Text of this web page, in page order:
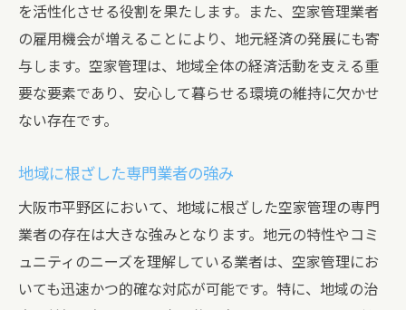
を活性化させる役割を果たします。また、空家管理業者
の雇用機会が増えることにより、地元経済の発展にも寄
与します。空家管理は、地域全体の経済活動を支える重
要な要素であり、安心して暮らせる環境の維持に欠かせ
ない存在です。
地域に根ざした専門業者の強み
大阪市平野区において、地域に根ざした空家管理の専門
業者の存在は大きな強みとなります。地元の特性やコミ
ュニティのニーズを理解している業者は、空家管理にお
いても迅速かつ的確な対応が可能です。特に、地域の治